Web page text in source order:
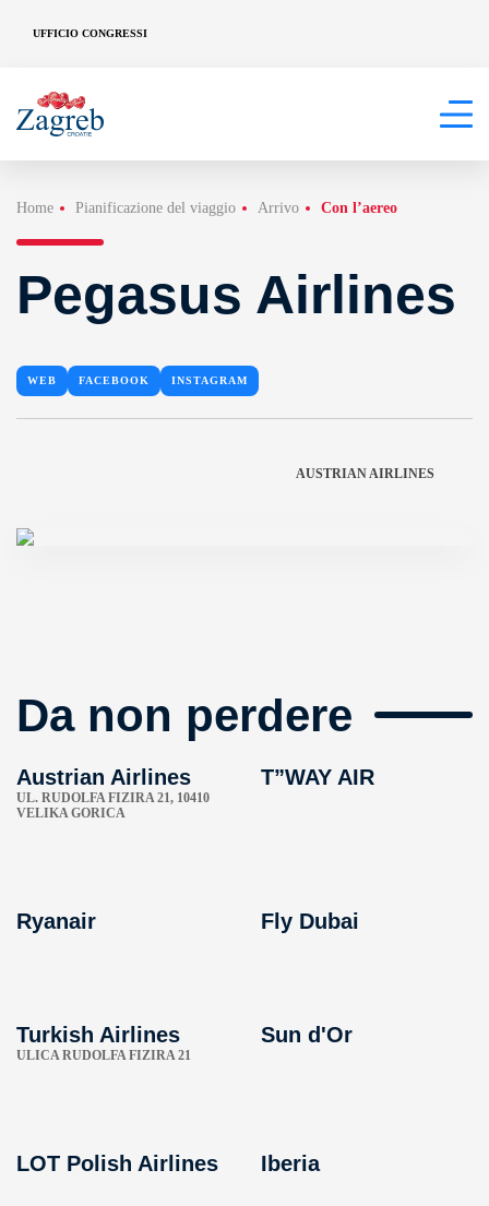
UFFICIO CONGRESSI
Home Pianificazione del viaggio Arrivo Con l’aereo
Pegasus Airlines
WEB FACEBOOK INSTAGRAM
AUSTRIAN AIRLINES
Da non perdere
Austrian Airlines
UL. RUDOLFA FIZIRA 21, 10410
VELIKA GORICA
T”WAY AIR
Ryanair Fly Dubai
Turkish Airlines
ULICA RUDOLFA FIZIRA 21
Sun d'Or
LOT Polish Airlines Iberia